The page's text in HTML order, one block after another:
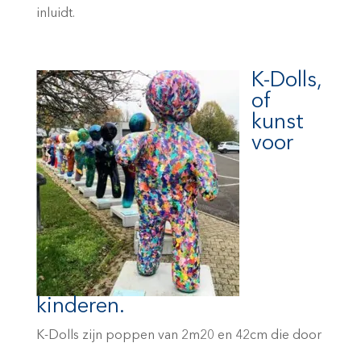
inluidt.
K-Dolls,
of
kunst
voor
kinderen.
K-Dolls zijn poppen van 2m20 en 42cm die door